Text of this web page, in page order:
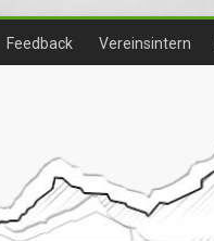
Feedback Vereinsintern